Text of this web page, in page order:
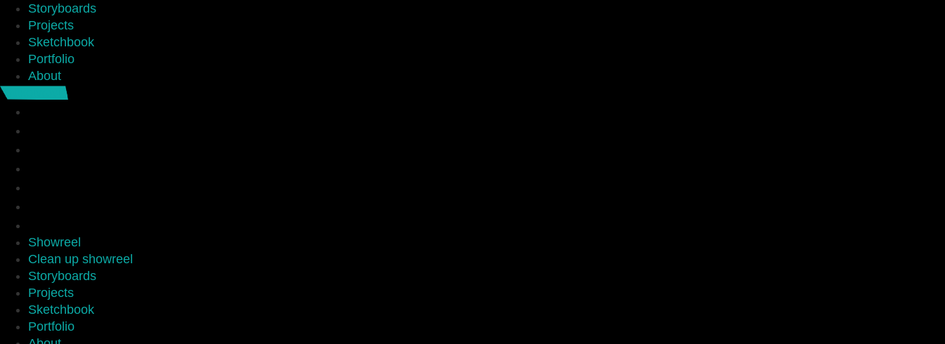
Storyboards
Projects
Sketchbook
Portfolio
About
Επικοινωνία
Showreel
Clean up showreel
Storyboards
Projects
Sketchbook
Portfolio